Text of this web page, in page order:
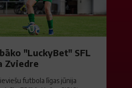
"LuckyBet" SFL
Zviedre
futbola līgas jūnija